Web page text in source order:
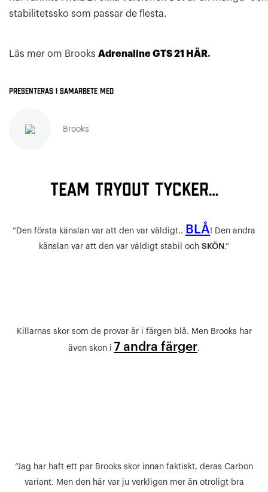
stabilitetssko som passar de flesta.
Läs mer om Brooks Adrenaline GTS 21 HÄR.
Presenteras i samarbete med
Brooks
Team tryout tycker…
”Den första känslan var att den var väldigt.. BLÅ! Den andra
känslan var att den var väldigt stabil och SKÖN .”
Killarnas skor som de provar är i färgen blå. Men Brooks har
även skon i 7 andra färger.
”Jag har haft ett par Brooks skor innan faktiskt, deras Carbon
variant. Men den här var ju verkligen mer än otroligt bra